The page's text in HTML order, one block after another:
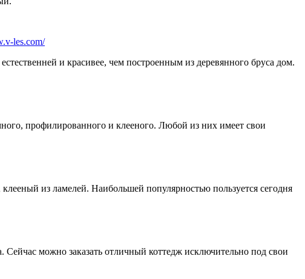
les.com/
и красивее, чем построенным из деревянного бруса дом.
профилированного и клееного. Любой из них имеет свои
из ламелей. Наибольшей популярностью пользуется сегодня
Сейчас можно заказать отличный коттедж исключительно под свои